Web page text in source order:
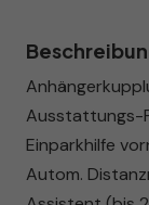
Ausstattungs-
Einparkhilfe
Autom.